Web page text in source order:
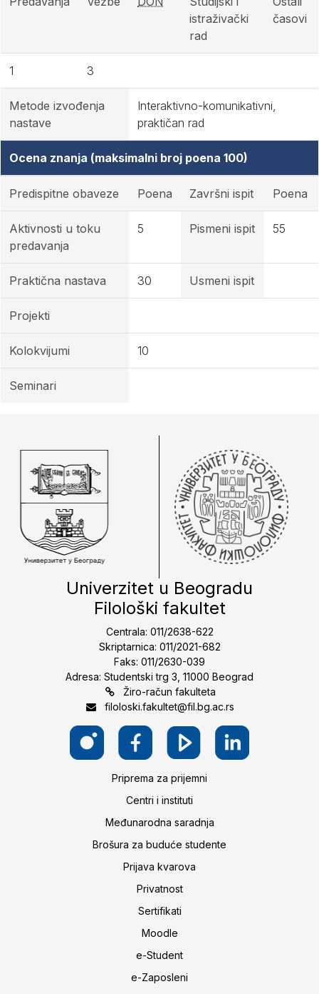
istraživački
rad
časovi
1 3
Metode izvođenja
nastave
Interaktivno-komunikativni,
praktičan rad
Ocena znanja (maksimalni broj poena 100)
Predispitne obaveze Poena Završni ispit Poena
Aktivnosti u toku
predavanja
5 Pismeni ispit 55
Praktična nastava 30 Usmeni ispit
Projekti
Kolokvijumi 10
Seminari
Univerzitet u Beogradu
Filološki fakultet
Centrala: 011/2638-622
Skriptarnica: 011/2021-682
Faks: 011/2630-039
Adresa: Studentski trg 3, 11000 Beograd
Žiro-račun fakulteta
filoloski.fakultet@fil.bg.ac.rs
Priprema za prijemni
Centri i instituti
Međunarodna saradnja
Brošura za buduće studente
Prijava kvarova
Privatnost
Sertifikati
Moodle
e-Student
e-Zaposleni